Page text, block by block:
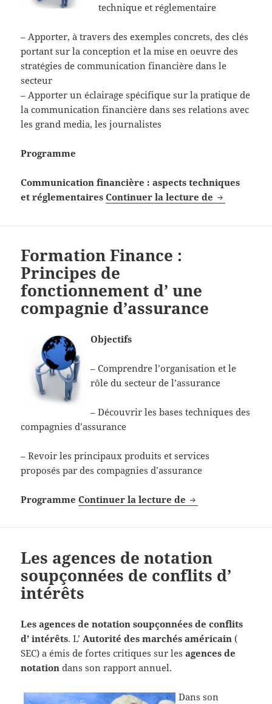
technique et réglementaire
– Apporter, à travers des exemples concrets, des clés
portant sur la conception et la mise en oeuvre des
stratégies de communication financière dans le
secteur
– Apporter un éclairage spécifique sur la pratique de
la communication financière dans ses relations avec
les grand media, les journalistes
Programme
Communication financière : aspects techniques
et réglementairesContinuer la lecture de Formation
Formation Finance :
Principes de
fonctionnement d’ une
compagnie d’assurance
Objectifs
– Comprendre l’organisation et le
rôle du secteur de l’assurance
– Découvrir les bases techniques des
compagnies d’assurance
– Revoir les principaux produits et services
proposés par des compagnies d’assurance
ProgrammeContinuer la lecture de Formation
Les agences de notation
soupçonnées de conflits d’
intérêts
Les agences de notation soupçonnées de conflits
d’ intérêts. L’ Autorité des marchés américain (
SEC) a émis de fortes critiques sur les agences de
notation dans son rapport annuel.
Dans son